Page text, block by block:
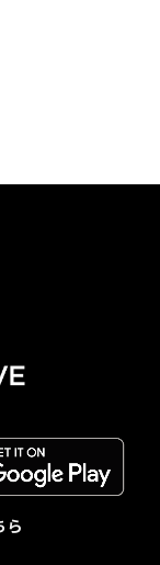
ら